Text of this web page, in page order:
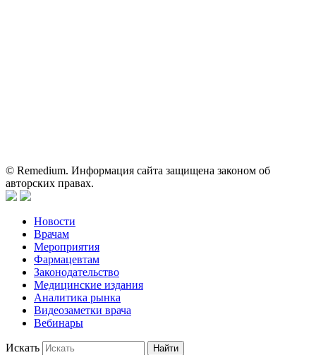
© Remedium. Информация сайта защищена законом об
авторских правах.
Новости
Врачам
Мероприятия
Фармацевтам
Законодательство
Медицинские издания
Аналитика рынка
Видеозаметки врача
Вебинары
Искать Найти